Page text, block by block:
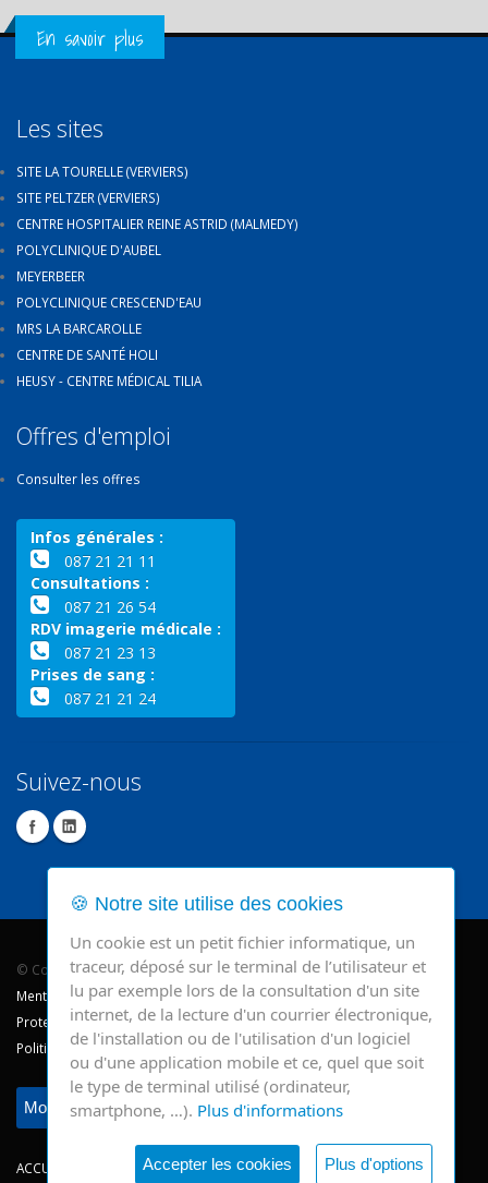
Get in Touch
En savoir plus
Les sites
SITE LA TOURELLE (VERVIERS)
SITE PELTZER (VERVIERS)
CENTRE HOSPITALIER REINE ASTRID (MALMEDY)
POLYCLINIQUE D'AUBEL
MEYERBEER
POLYCLINIQUE CRESCEND'EAU
MRS LA BARCAROLLE
CENTRE DE SANTÉ HOLI
HEUSY - CENTRE MÉDICAL TILIA
Offres d'emploi
Consulter les offres
Infos générales :
087 21 21 11
Consultations :
087 21 26 54
RDV imagerie médicale :
087 21 23 13
Prises de sang :
087 21 21 24
Suivez-nous
© Copyright 2026 - CHR Verviers.
Mentions légales
Protection des données
Politique de cookie
Modifier mes préférences
ACCUEIL CONSULTATIONS HOSPITALISATIONS NEWS
🍪 Notre site utilise des cookies
Un cookie est un petit fichier informatique, un
traceur, déposé sur le terminal de l’utilisateur et
lu par exemple lors de la consultation d'un site
internet, de la lecture d'un courrier électronique,
de l'installation ou de l'utilisation d'un logiciel
ou d'une application mobile et ce, quel que soit
le type de terminal utilisé (ordinateur,
smartphone, …). Plus d'informations
Accepter les cookies Plus d'options